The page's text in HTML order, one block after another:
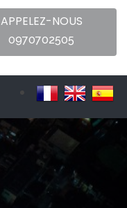
APPELEZ-NOUS
0970702505